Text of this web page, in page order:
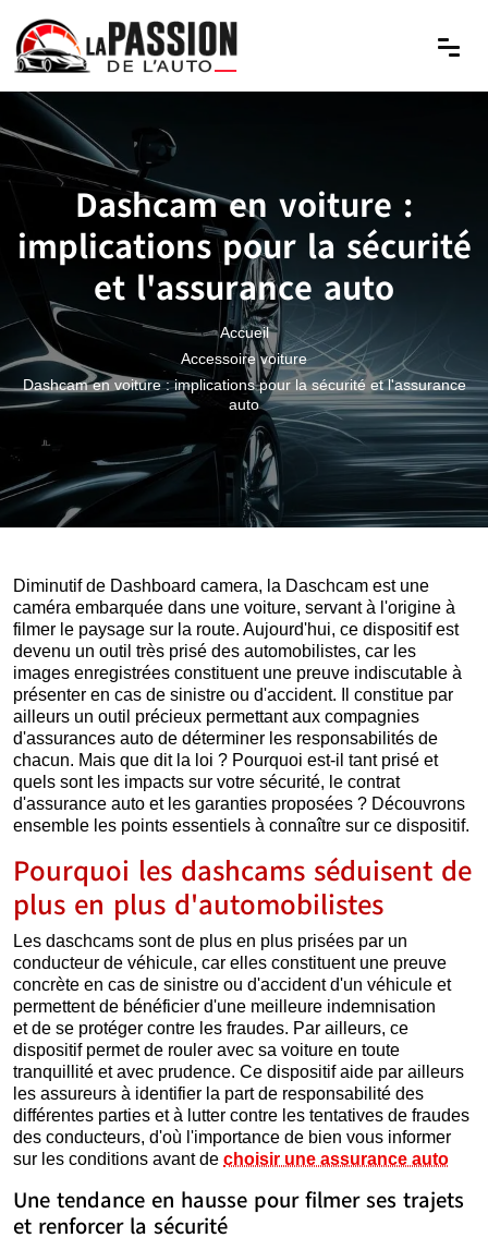
Dashcam en voiture :
implications pour la sécurité
et l'assurance auto
Accueil
Accessoire voiture
Dashcam en voiture : implications pour la sécurité et l'assurance
auto
Diminutif de Dashboard camera, la Daschcam est une
caméra embarquée dans une voiture, servant à l'origine à
filmer le paysage sur la route. Aujourd'hui, ce dispositif est
devenu un outil très prisé des automobilistes, car les
images enregistrées constituent une preuve indiscutable à
présenter en cas de sinistre ou d'accident. Il constitue par
ailleurs un outil précieux permettant aux compagnies
d'assurances auto de déterminer les responsabilités de
chacun. Mais que dit la loi ? Pourquoi est-il tant prisé et
quels sont les impacts sur votre sécurité, le contrat
d'assurance auto et les garanties proposées ? Découvrons
ensemble les points essentiels à connaître sur ce dispositif.
Pourquoi les dashcams séduisent de
plus en plus d'automobilistes
Les daschcams sont de plus en plus prisées par un
conducteur de véhicule, car elles constituent une preuve
concrète en cas de sinistre ou d'accident d'un véhicule et
permettent de bénéficier d'une meilleure indemnisation
et de se protéger contre les fraudes. Par ailleurs, ce
dispositif permet de rouler avec sa voiture en toute
tranquillité et avec prudence. Ce dispositif aide par ailleurs
les assureurs à identifier la part de responsabilité des
différentes parties et à lutter contre les tentatives de fraudes
des conducteurs, d'où l'importance de bien vous informer
sur les conditions avant de choisir une assurance auto
Une tendance en hausse pour filmer ses trajets
et renforcer la sécurité